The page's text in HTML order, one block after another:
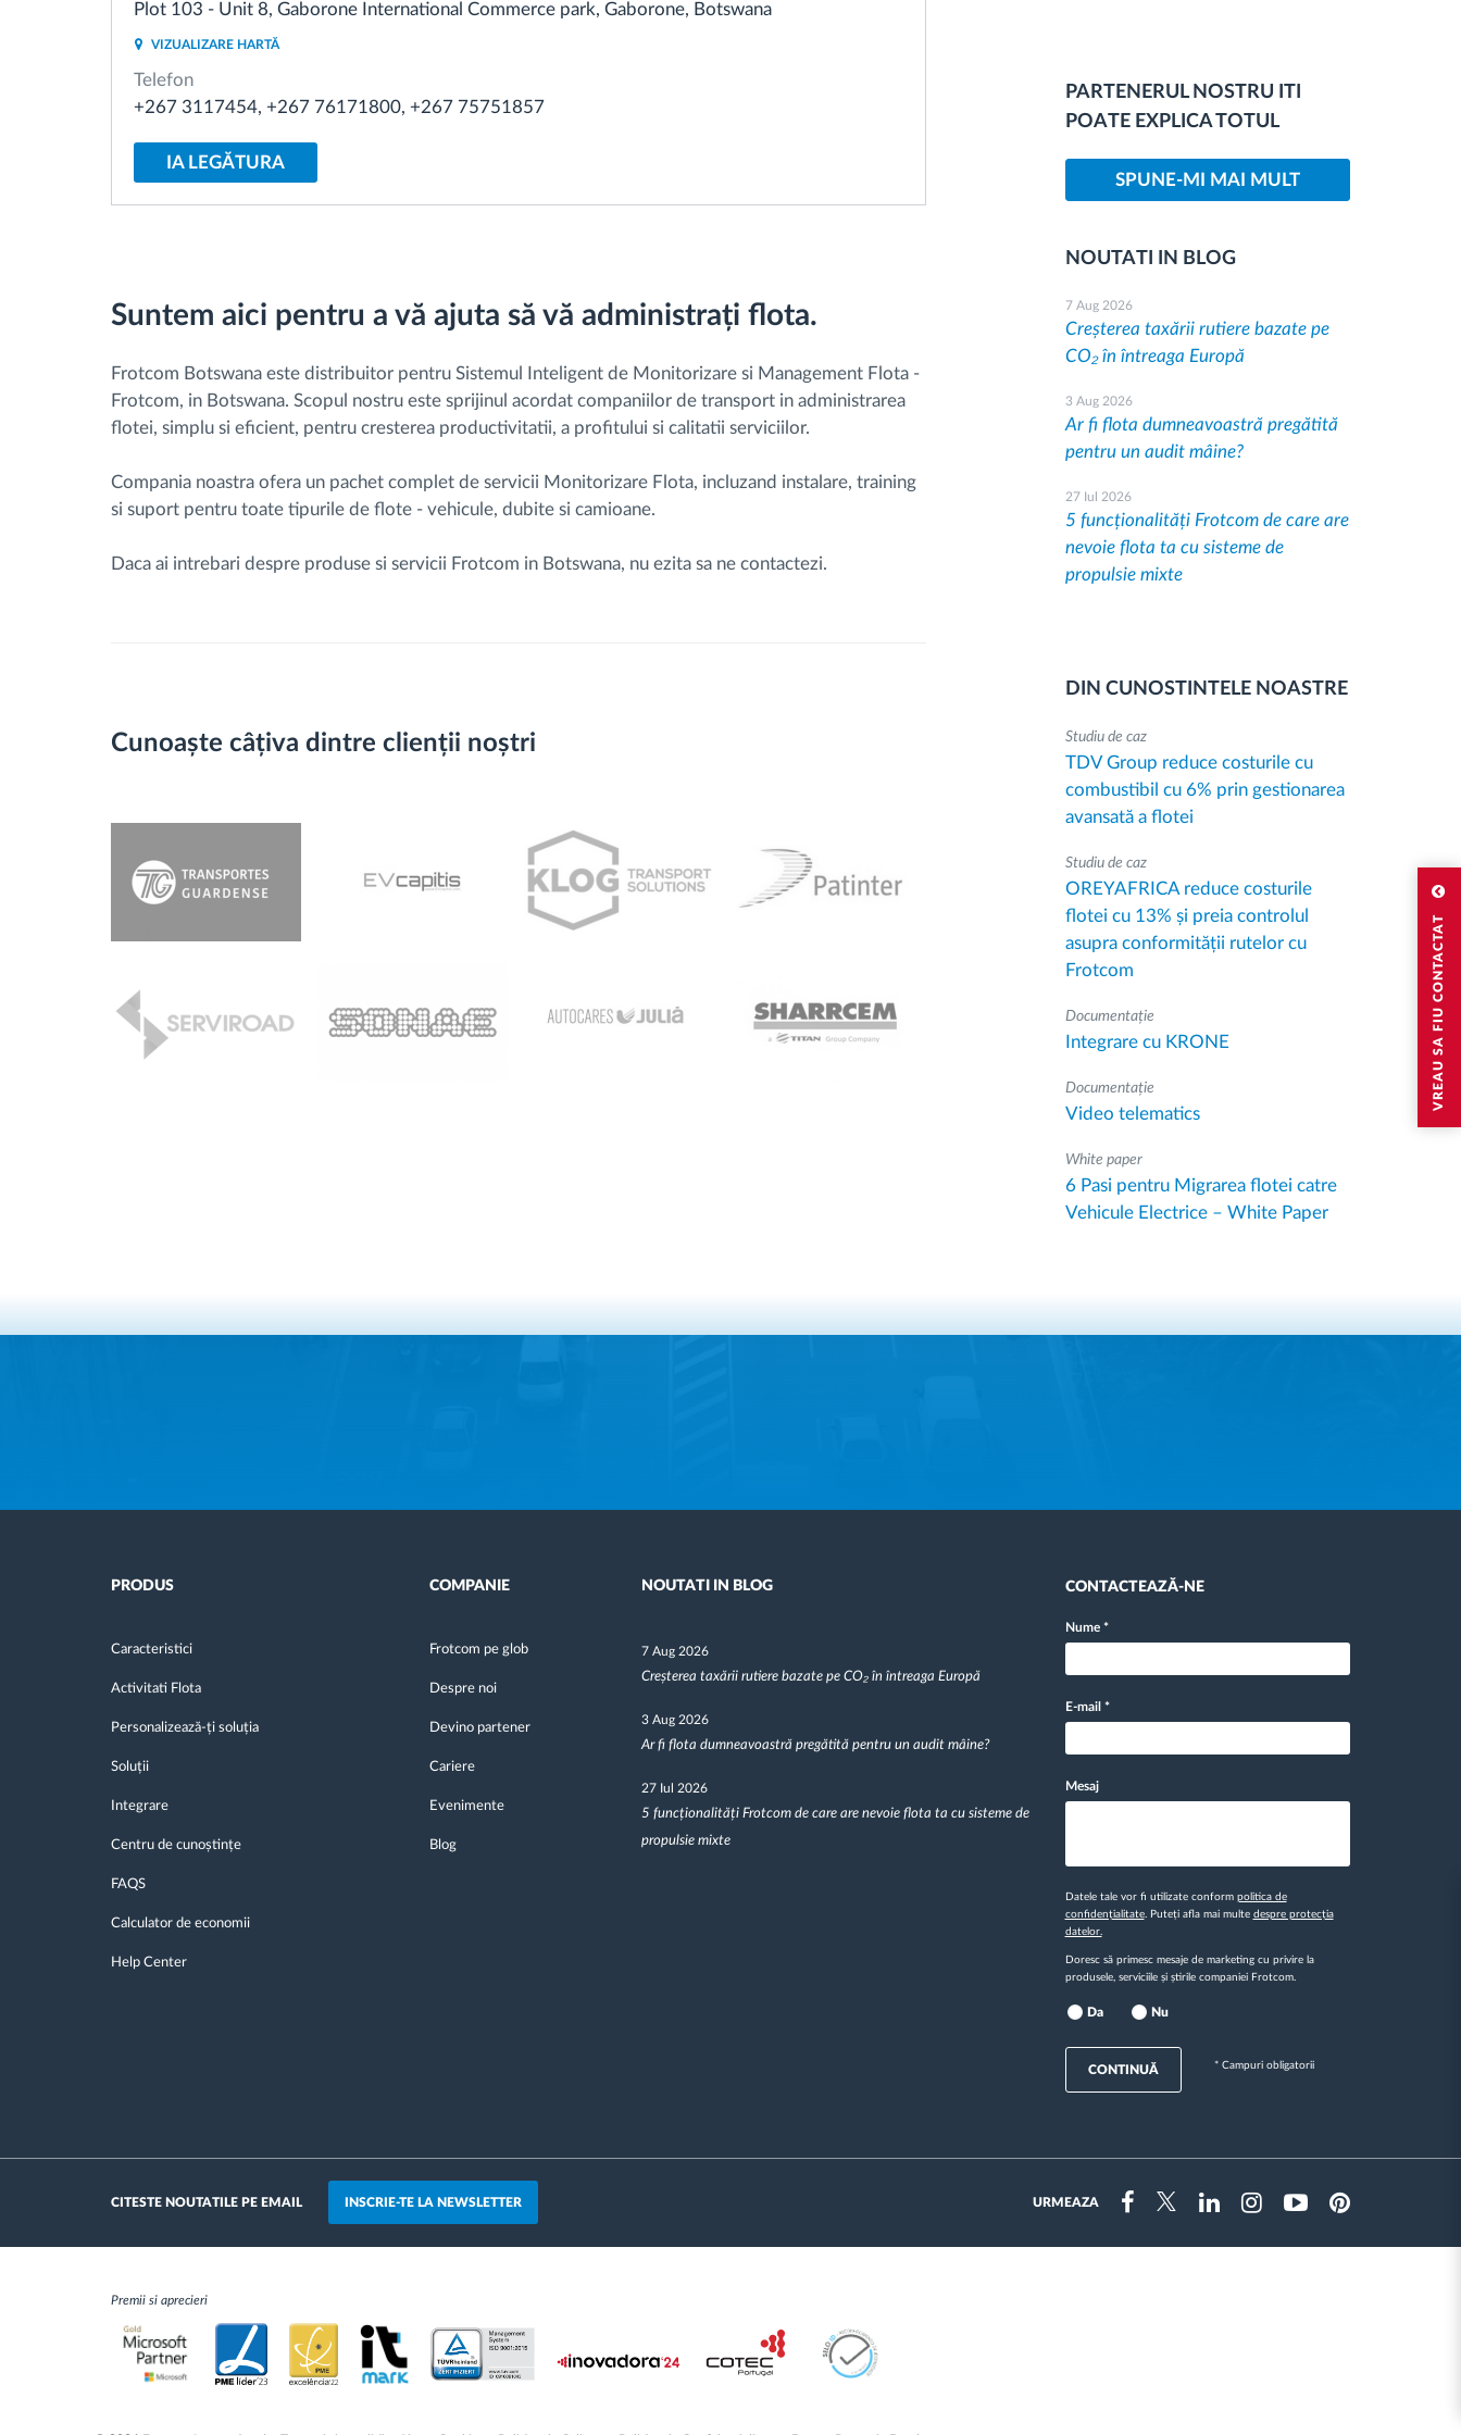
VREAU SA FIU CONTACTAT
Planificarea și monitorizarea rutei
Identificarea automată a șoferului
Plot 103 - Unit 8, Gaborone International Commerce park, Gaborone, Botswana
VIZUALIZARE HARTĂ
Telefon
+267 3117454, +267 76171800, +267 75751857
IA LEGĂTURA
Suntem aici pentru a vă ajuta să vă administrați flota.
Frotcom Botswana este distribuitor pentru Sistemul Inteligent de Monitorizare si Management Flota -
Frotcom, in Botswana. Scopul nostru este sprijinul acordat companiilor de transport in administrarea
flotei, simplu si eficient, pentru cresterea productivitatii, a profitului si calitatii serviciilor.
Compania noastra ofera un pachet complet de servicii Monitorizare Flota, incluzand instalare, training
si suport pentru toate tipurile de flote - vehicule, dubite si camioane.
Daca ai intrebari despre produse si servicii Frotcom in Botswana, nu ezita sa ne contactezi.
Cunoaște câțiva dintre clienții noștri
PARTENERUL NOSTRU ITI
POATE EXPLICA TOTUL
SPUNE-MI MAI MULT
NOUTATI IN BLOG
7 Aug 2026
Creșterea taxării rutiere bazate pe
CO₂ în întreaga Europă
3 Aug 2026
Ar fi flota dumneavoastră pregătită
pentru un audit mâine?
27 Iul 2026
5 funcționalități Frotcom de care are
nevoie flota ta cu sisteme de
propulsie mixte
DIN CUNOSTINTELE NOASTRE
Studiu de caz
TDV Group reduce costurile cu
combustibil cu 6% prin gestionarea
avansată a flotei
Studiu de caz
OREYAFRICA reduce costurile
flotei cu 13% și preia controlul
asupra conformității rutelor cu
Frotcom
Documentație
Integrare cu KRONE
Documentație
Video telematics
White paper
6 Pasi pentru Migrarea flotei catre
Vehicule Electrice – White Paper
PRODUS
Caracteristici
Activitati Flota
Personalizează-ți soluția
Soluții
Integrare
Centru de cunoștințe
FAQS
Calculator de economii
Help Center
COMPANIE
Frotcom pe glob
Despre noi
Devino partener
Cariere
Evenimente
Blog
NOUTATI IN BLOG
7 Aug 2026
Creșterea taxării rutiere bazate pe CO₂ în întreaga Europă
3 Aug 2026
Ar fi flota dumneavoastră pregătită pentru un audit mâine?
27 Iul 2026
5 funcționalități Frotcom de care are nevoie flota ta cu sisteme de
propulsie mixte
CONTACTEAZĂ-NE
Nume *
E-mail *
Mesaj
Datele tale vor fi utilizate conform politica de
confidențialitate. Puteți afla mai multe despre protecția
datelor.
Doresc să primesc mesaje de marketing cu privire la
produsele, serviciile și știrile companiei Frotcom.
Da Nu
CONTINUĂ * Campuri obligatorii
CITESTE NOUTATILE PE EMAIL INSCRIE-TE LA NEWSLETTER URMEAZA
FacebookTwitterLinkedinInstragramYoutubePinterest
Premii si aprecieri